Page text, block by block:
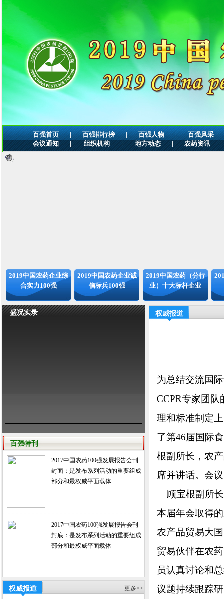
百强首页 | 百强排行榜 | 百强人物 |
百强风采
会议通知
| 组织机构 | 地方动态 | 农药资讯 |
2019中国农药企业综
合实力100强
2019中国农药企业诚
信标兵100强
2019中国农药（分行
业）十大标杆企业
盛况实录
百强特刊
2017中国农药100强发展报告会刊
封面：是发布系列活动的重要组成
部分和最权威平面载体
2017中国农药100强发展报告会刊
封底：是发布系列活动的重要组成
部分和最权威平面载体
权威报道 更多>>
权威报道
为总结交流国
CCPR专家团
理和标准制定
了第46届国际
根副所长，农
席并讲话。会
顾宝根副所长
本届年会取得
农产品贸易大
贸易伙伴在农
员认真讨论和
议题持续跟踪